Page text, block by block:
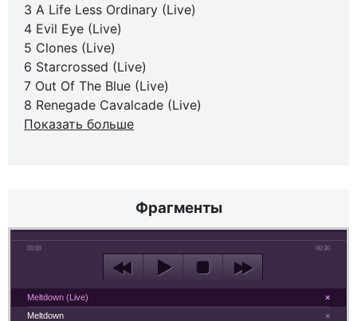
3 A Life Less Ordinary (Live)
4 Evil Eye (Live)
5 Clones (Live)
6 Starcrossed (Live)
7 Out Of The Blue (Live)
8 Renegade Cavalcade (Live)
Показать больше
Фрагменты
00:00 00:30
×
Meltdown (Live)
×
Meltdown